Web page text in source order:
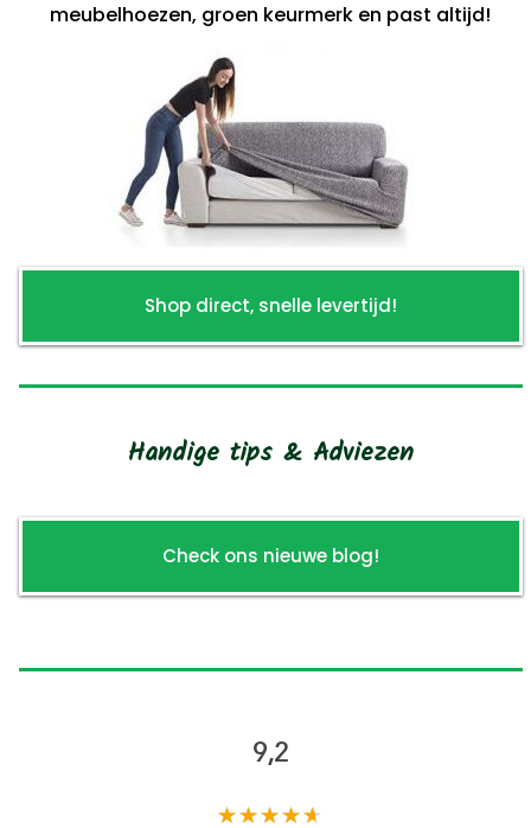
meubelhoezen, groen keurmerk en past altijd!
Shop direct, snelle levertijd!
Handige tips & Adviezen
Check ons nieuwe blog!
9,2